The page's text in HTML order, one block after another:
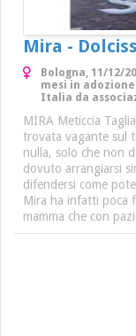
Mira -
Bologna, 11/12/
mesi in
Italia da
MIRA Meticcia
trovata vagante sul
nulla, solo che non
dovuto arrangiarsi
difendersi come
Mira ha infatti poca
mamma che con